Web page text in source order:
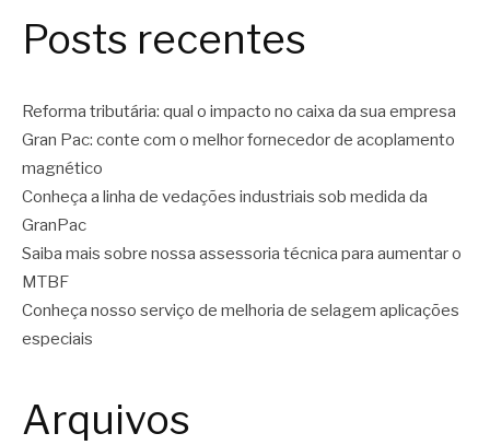
Posts recentes
Reforma tributária: qual o impacto no caixa da sua empresa
Gran Pac: conte com o melhor fornecedor de acoplamento
magnético
Conheça a linha de vedações industriais sob medida da
GranPac
Saiba mais sobre nossa assessoria técnica para aumentar o
MTBF
Conheça nosso serviço de melhoria de selagem aplicações
especiais
Arquivos